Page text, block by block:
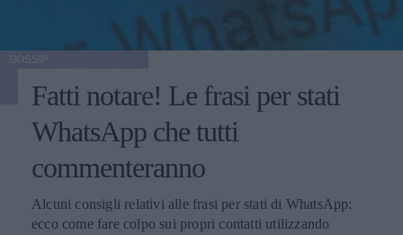
Fatti notare! Le frasi per stati
WhatsApp che tutti
commenteranno
Alcuni consigli relativi alle frasi per stati di WhatsApp:
ecco come fare colpo sui propri contatti utilizzando